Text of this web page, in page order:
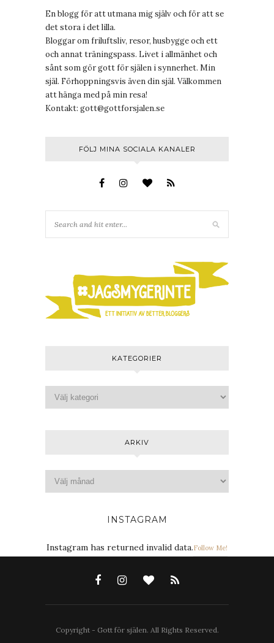
En blogg för att utmana mig själv och för att se
det stora i det lilla.
Bloggar om friluftsliv, resor, husbygge och ett
och annat träningspass. Livet i allmänhet och
sånt som gör gott för själen i synnerhet. Min
själ. Förhoppningsvis även din själ. Välkommen
att hänga med på min resa!
Kontakt: gott@gottforsjalen.se
FÖLJ MINA SOCIALA KANALER
KATEGORIER
ARKIV
INSTAGRAM
Instagram has returned invalid data.Follow Me!
Copyright - Gott för själen. All Rights Reserved.